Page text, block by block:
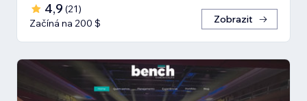
4,9 (21)
Začíná na 200 $
Zobrazit